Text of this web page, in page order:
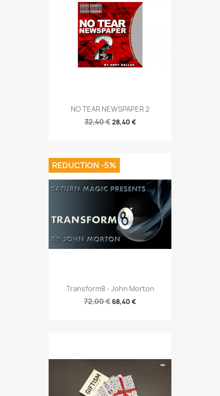
NO TEAR NEWSPAPER 2
32,40 €28,40 €
Transform8 - John Morton
72,00 € 68,40 €
REDUCTION -5%